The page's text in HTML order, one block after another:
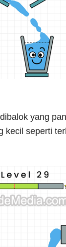
yang
kecil seperti